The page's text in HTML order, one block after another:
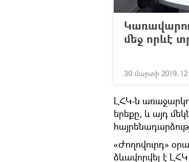
մեջ որևէ
30 մարտի 2019,
ԼՀԿ-ն
երեքը, և այդ
«Ժողովուրդ»
ձևավորվել է